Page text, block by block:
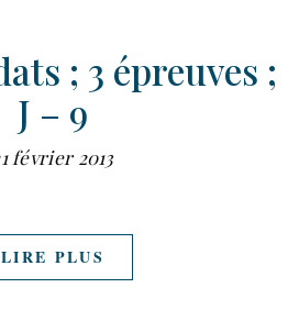
; 3 épreuves ;
J – 9
février 2013
LIRE PLUS